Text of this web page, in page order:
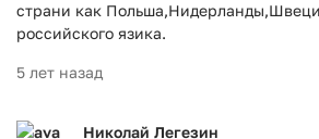
страни как
российского язика.
5 лет назад
Николай Легезин